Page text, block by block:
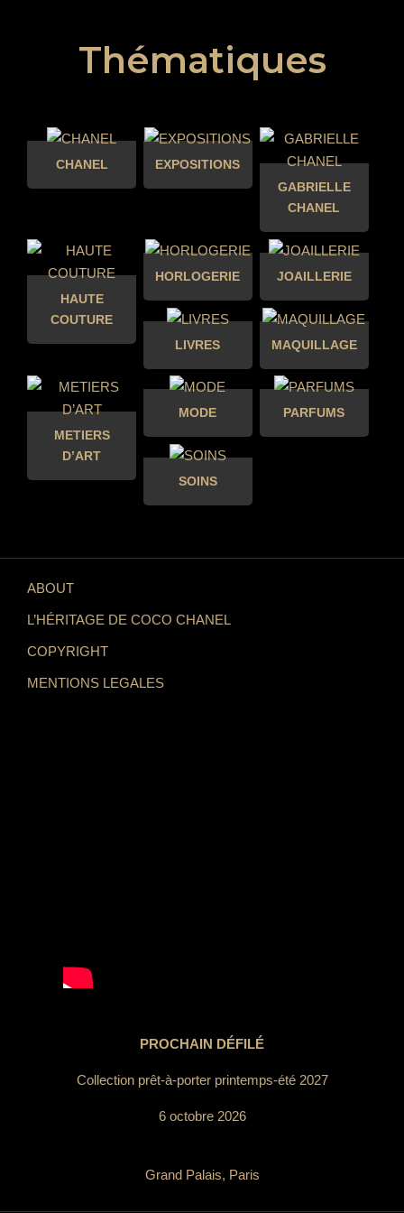
Thématiques
CHANEL
EXPOSITIONS
GABRIELLE
CHANEL
HAUTE
COUTURE
HORLOGERIE JOAILLERIE
LIVRES MAQUILLAGE
METIERS
D’ART
MODE PARFUMS
SOINS
ABOUT
L’HÉRITAGE DE COCO CHANEL
COPYRIGHT
MENTIONS LEGALES
PROCHAIN DÉFILÉ
Collection prêt-à-porter printemps-été 2027
6 octobre 2026
Grand Palais, Paris